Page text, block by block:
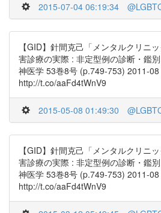
2015-07-04 06:19:34
【GID】針間克己「メンタルクリニ
害診療の実際 : 非定型例の診断・鑑
神医学 53巻8号 (p.749-753) 2011-
http://t.co/aaFd4tWnV9
2015-05-08 01:49:30
【GID】針間克己「メンタルクリニ
害診療の実際 : 非定型例の診断・鑑
神医学 53巻8号 (p.749-753) 2011-
http://t.co/aaFd4tWnV9